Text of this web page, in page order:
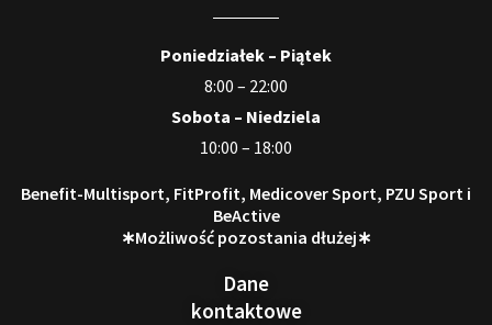
Poniedziałek – Piątek
8:00 – 22:00
Sobota – Niedziela
10:00 – 18:00
Benefit-Multisport, FitProfit, Medicover Sport, PZU Sport i
BeActive
∗Możliwość pozostania dłużej∗
Dane
kontaktowe